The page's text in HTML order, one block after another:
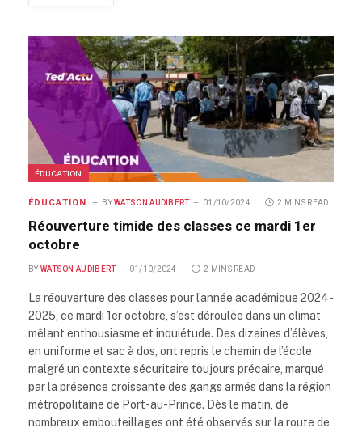
ÉDUCATION
ÉDUCATION BY WATSON AUDIBERT 01/10/2024 2 MINS READ
Réouverture timide des classes ce mardi 1er
octobre
BY WATSON AUDIBERT 01/10/2024 2 MINS READ
La réouverture des classes pour l’année académique 2024-
2025, ce mardi 1er octobre, s’est déroulée dans un climat
mêlant enthousiasme et inquiétude. Des dizaines d’élèves,
en uniforme et sac à dos, ont repris le chemin de l’école
malgré un contexte sécuritaire toujours précaire, marqué
par la présence croissante des gangs armés dans la région
métropolitaine de Port-au-Prince. Dès le matin, de
nombreux embouteillages ont été observés sur la route de